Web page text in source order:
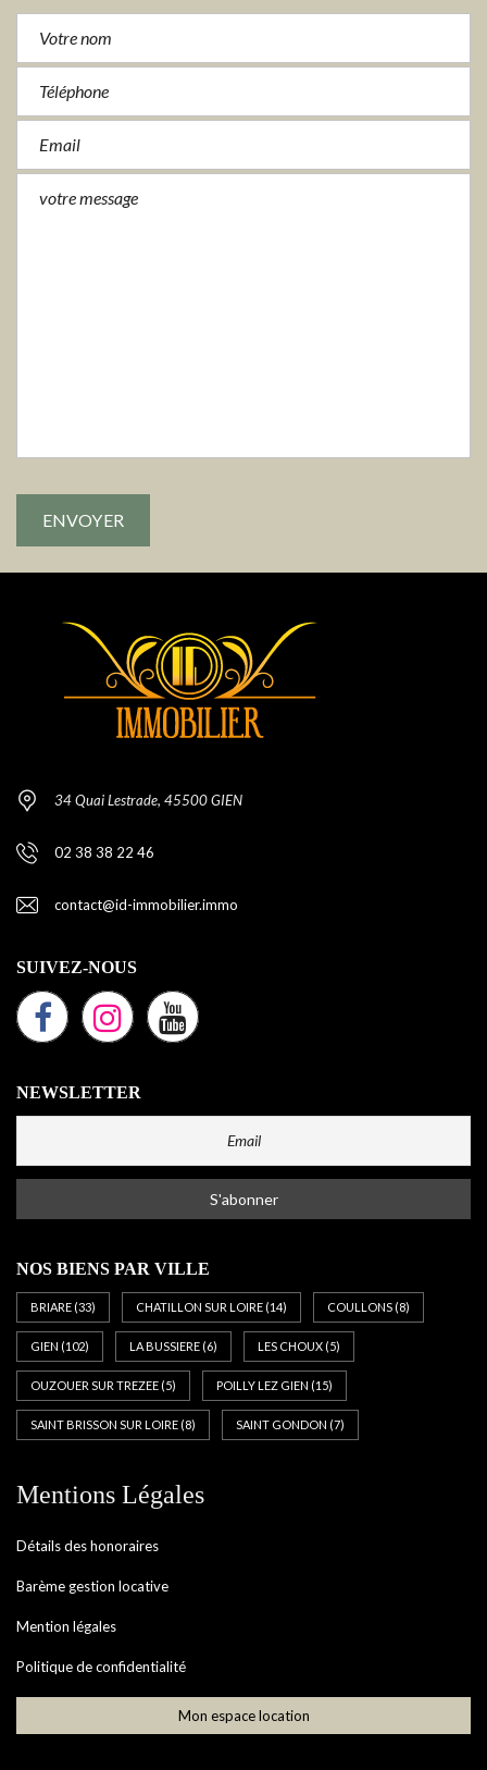
34 Quai Lestrade, 45500 GIEN
02 38 38 22 46
contact@id-immobilier.immo
SUIVEZ-NOUS
NEWSLETTER
NOS BIENS PAR VILLE
BRIARE (33) CHATILLON SUR LOIRE (14) COULLONS (8)
GIEN (102) LA BUSSIERE (6) LES CHOUX (5)
OUZOUER SUR TREZEE (5) POILLY LEZ GIEN (15)
SAINT BRISSON SUR LOIRE (8) SAINT GONDON (7)
Mentions Légales
Détails des honoraires
Barème gestion locative
Mention légales
Politique de confidentialité
Mon espace location